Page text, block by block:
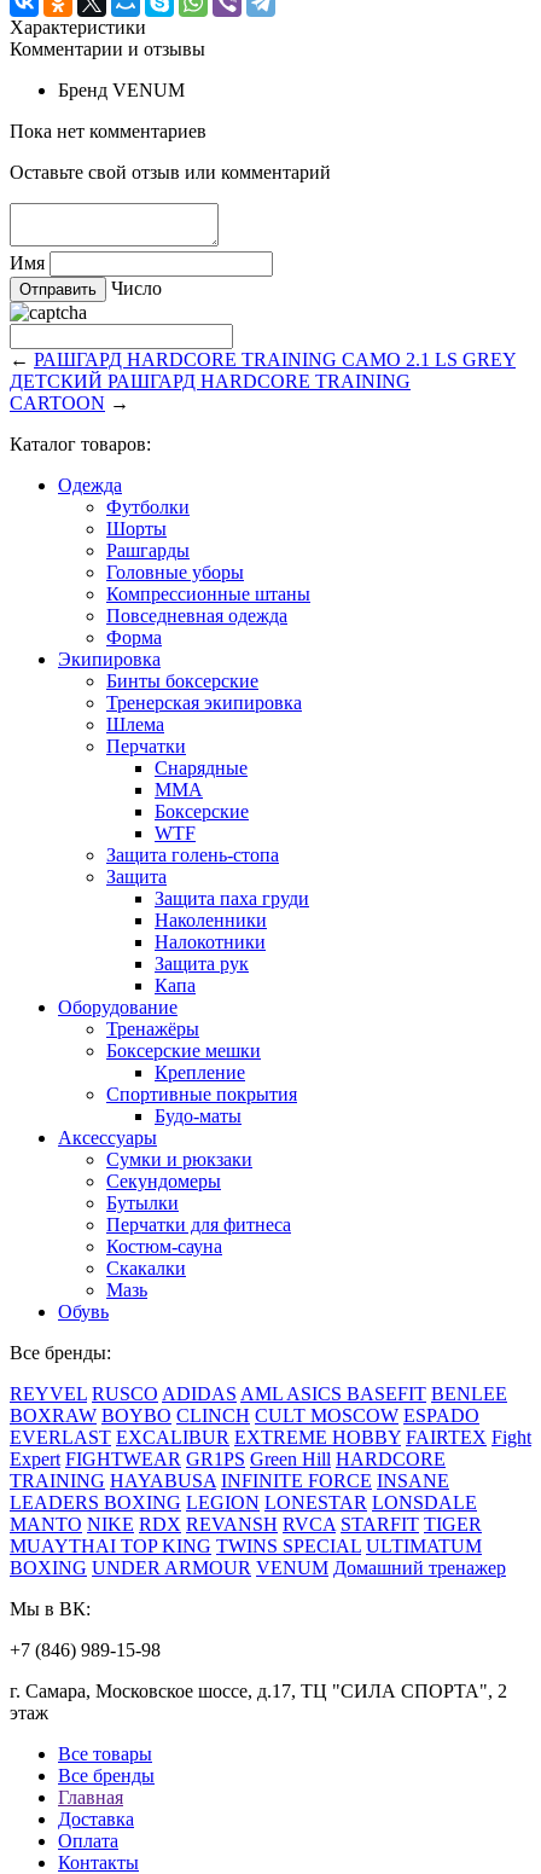
Характеристики
Комментарии и отзывы
Бренд VENUM
Пока нет комментариев
Оставьте свой отзыв или комментарий
Имя
Число
← РАШГАРД HARDCORE TRAINING CAMO 2.1 LS GREY
ДЕТСКИЙ РАШГАРД HARDCORE TRAINING
CARTOON →
Каталог товаров:
Одежда
Футболки
Шорты
Рашгарды
Головные уборы
Компрессионные штаны
Повседневная одежда
Форма
Экипировка
Бинты боксерские
Тренерская экипировка
Шлема
Перчатки
Снарядные
ММА
Боксерские
WTF
Защита голень-стопа
Защита
Защита паха груди
Наколенники
Налокотники
Защита рук
Капа
Оборудование
Тренажёры
Боксерские мешки
Крепление
Спортивные покрытия
Будо-маты
Аксессуары
Сумки и рюкзаки
Секундомеры
Бутылки
Перчатки для фитнеса
Костюм-сауна
Скакалки
Мазь
Обувь
Все бренды:
REYVEL RUSCO ADIDAS AML ASICS BASEFIT BENLEE
BOXRAW BOYBO CLINCH CULT MOSCOW ESPADO
EVERLAST EXCALIBUR EXTREME HOBBY FAIRTEX Fight
Expert FIGHTWEAR GR1PS Green Hill HARDCORE
TRAINING HAYABUSA INFINITE FORCE INSANE
LEADERS BOXING LEGION LONESTAR LONSDALE
MANTO NIKE RDX REVANSH RVCA STARFIT TIGER
MUAYTHAI TOP KING TWINS SPECIAL ULTIMATUM
BOXING UNDER ARMOUR VENUM Домашний тренажер
Мы в ВК:
+7 (846) 989-15-98
г. Самара, Московское шоссе, д.17, ТЦ "СИЛА СПОРТА", 2
этаж
Все товары
Все бренды
Главная
Доставка
Оплата
Контакты